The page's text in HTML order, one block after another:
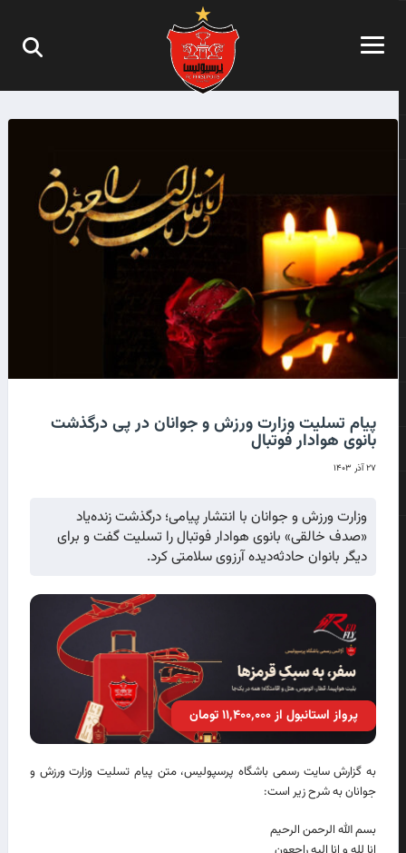
پیام تسلیت وزارت ورزش و جوانان در پی درگذشت
بانوی هوادار فوتبال
۲۷ آذر ۱۴۰۳
وزارت ورزش و جوانان با انتشار پیامی؛ درگذشت زنده‌یاد
«صدف خالقی» بانوی هوادار فوتبال را تسلیت گفت و برای
دیگر بانوان حادثه‌دیده آرزوی سلامتی کرد.
پرواز استانبول از ۱۱٬۴۰۰٬۰۰۰ تومان
به گزارش سایت رسمی باشگاه پرسپولیس، متن پیام تسلیت وزارت ورزش و
جوانان به شرح زیر است:
بسم الله الرحمن الرحیم